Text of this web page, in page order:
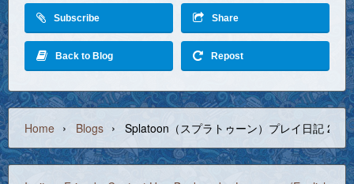
Subscribe Share
Back to Blog Repost
Home › Blogs › Splatoon（スプラトゥーン）プレイ日記